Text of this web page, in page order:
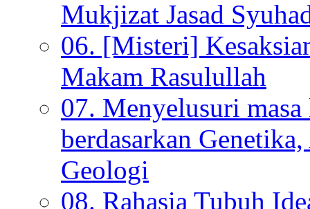
Mukjizat Jasad
06. [Misteri]
Makam Rasulullah
07. Menyelusuri
berdasarkan
Geologi
08. Rahasia Tubuh